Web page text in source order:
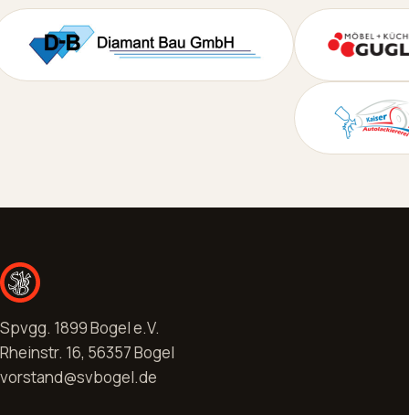
Spvgg. 1899 Bogel e.V.
Rheinstr. 16, 56357 Bogel
vorstand@svbogel.de